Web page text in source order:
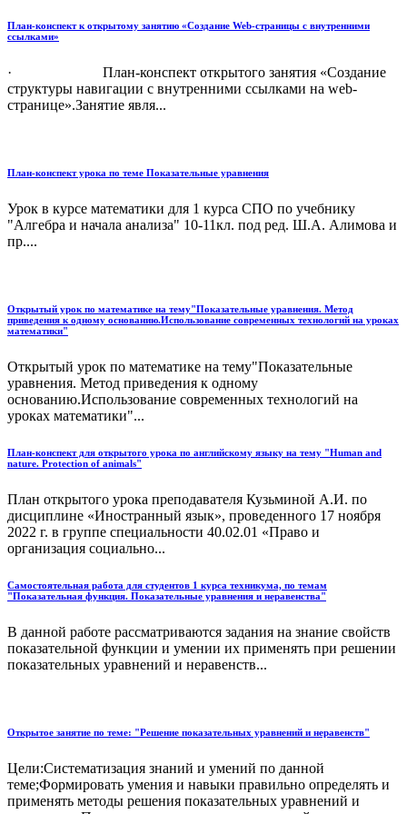
План-конспект к открытому занятию «Создание Web-страницы с внутренними
ссылками»
· План-конспект открытого занятия «Создание
структуры навигации с внутренними ссылками на web-
странице».Занятие явля...
План-конспект урока по теме Показательные уравнения
Урок в курсе математики для 1 курса СПО по учебнику
"Алгебра и начала анализа" 10-11кл. под ред. Ш.А. Алимова и
пр....
Открытый урок по математике на тему"Показательные уравнения. Метод
приведения к одному основанию.Использование современных технологий на уроках
математики"
Открытый урок по математике на тему"Показательные
уравнения. Метод приведения к одному
основанию.Использование современных технологий на
уроках математики"...
План-конспект для открытого урока по английскому языку на тему "Human and
nature. Protection of animals"
План открытого урока преподавателя Кузьминой А.И. по
дисциплине «Иностранный язык», проведенного 17 ноября
2022 г. в группе специальности 40.02.01 «Право и
организация социально...
Самостоятельная работа для студентов 1 курса техникума, по темам
"Показательная функция. Показательные уравнения и неравенства"
В данной работе рассматриваются задания на знание свойств
показательной функции и умении их применять при решении
показательных уравнений и неравенств...
Открытое занятие по теме: "Решение показательных уравнений и неравенств"
Цели:Систематизация знаний и умений по данной
теме;Формировать умения и навыки правильно определять и
применять методы решения показательных уравнений и